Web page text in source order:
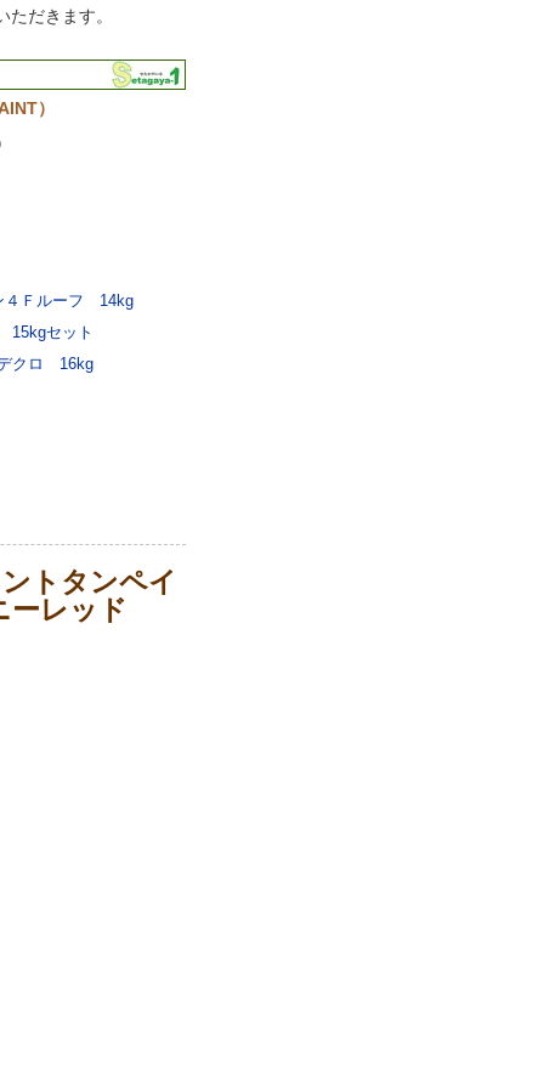
だきます。
）
４Ｆルーフ 14kg
15kgセット
クロ 16kg
トタンペイ
レッド